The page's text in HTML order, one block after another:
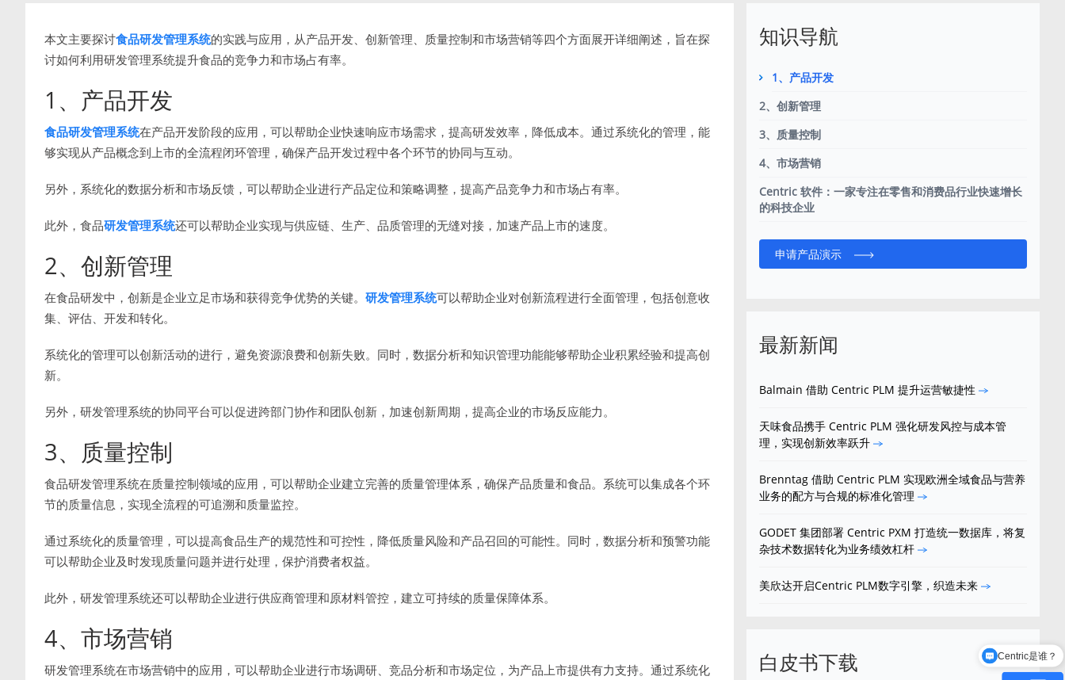
本文主要探讨食品研发管理系统的实践与应用，从产品开发、创新管理、质量控制和市场营销等四个方面展开详细阐述，旨在探
讨如何利用研发管理系统提升食品的竞争力和市场占有率。
1、产品开发
食品研发管理系统在产品开发阶段的应用，可以帮助企业快速响应市场需求，提高研发效率，降低成本。通过系统化的管理，能
够实现从产品概念到上市的全流程闭环管理，确保产品开发过程中各个环节的协同与互动。
另外，系统化的数据分析和市场反馈，可以帮助企业进行产品定位和策略调整，提高产品竞争力和市场占有率。
此外，食品研发管理系统还可以帮助企业实现与供应链、生产、品质管理的无缝对接，加速产品上市的速度。
2、创新管理
在食品研发中，创新是企业立足市场和获得竞争优势的关键。 研发管理系统可以帮助企业对创新流程进行全面管理，包括创意收
集、评估、开发和转化。
系统化的管理可以创新活动的进行，避免资源浪费和创新失败。同时，数据分析和知识管理功能能够帮助企业积累经验和提高创
新。
另外，研发管理系统的协同平台可以促进跨部门协作和团队创新，加速创新周期，提高企业的市场反应能力。
3、质量控制
食品研发管理系统在质量控制领域的应用，可以帮助企业建立完善的质量管理体系，确保产品质量和食品。系统可以集成各个环
节的质量信息，实现全流程的可追溯和质量监控。
通过系统化的质量管理，可以提高食品生产的规范性和可控性，降低质量风险和产品召回的可能性。同时，数据分析和预警功能
可以帮助企业及时发现质量问题并进行处理，保护消费者权益。
此外，研发管理系统还可以帮助企业进行供应商管理和原材料管控，建立可持续的质量保障体系。
4、市场营销
研发管理系统在市场营销中的应用，可以帮助企业进行市场调研、竞品分析和市场定位，为产品上市提供有力支持。通过系统化
知识导航
1、产品开发
2、创新管理
3、质量控制
4、市场营销
Centric 软件：一家专注在零售和消费品行业快速增长
的科技企业
申请产品演示
最新新闻
Balmain 借助 Centric PLM 提升运营敏捷性
天味食品携手 Centric PLM 强化研发风控与成本管
理，实现创新效率跃升
Brenntag 借助 Centric PLM 实现欧洲全域食品与营养
业务的配方与合规的标准化管理
GODET 集团部署 Centric PXM 打造统一数据库，将复
杂技术数据转化为业务绩效杠杆
美欣达开启Centric PLM数字引擎，织造未来
白皮书下载 有哪些功能模块？